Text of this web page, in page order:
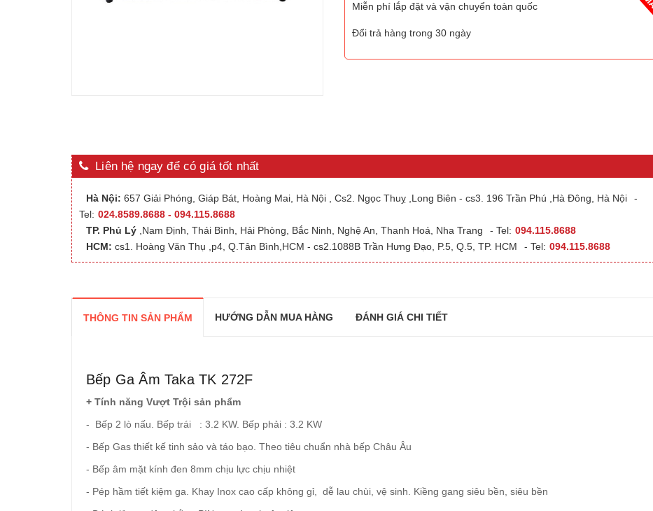
Miễn phí lắp đặt và vận chuyển toàn quốc
Đổi trả hàng trong 30 ngày
Liên hệ ngay để có giá tốt nhất
Hà Nội: 657 Giải Phóng, Giáp Bát, Hoàng Mai, Hà Nội , Cs2. Ngọc Thuỵ ,Long Biên - cs3. 196 Trần Phú ,Hà Đông, Hà Nội
-
Tel: 024.8589.8688 - 094.115.8688
TP. Phủ Lý ,Nam Định, Thái Bình, Hải Phòng, Bắc Ninh, Nghệ An, Thanh Hoá, Nha Trang - Tel: 094.115.8688
HCM: cs1. Hoàng Văn Thụ ,p4, Q.Tân Bình,HCM - cs2.1088B Trần Hưng Đạo, P.5, Q.5, TP. HCM - Tel: 094.115.8688
THÔNG TIN SẢN PHẨM HƯỚNG DẪN MUA HÀNG ĐÁNH GIÁ CHI TIẾT
Bếp Ga Âm Taka TK 272F
+ Tính năng Vượt Trội sản phẩm
- Bếp 2 lò nấu. Bếp trái : 3.2 KW. Bếp phải : 3.2 KW
- Bếp Gas thiết kế tinh sảo và táo bạo. Theo tiêu chuẩn nhà bếp Châu Âu
- Bếp âm mặt kính đen 8mm chịu lực chịu nhiệt
- Pép hầm tiết kiệm ga. Khay Inox cao cấp không gỉ, dễ lau chùi, vệ sinh. Kiềng gang siêu bền, siêu bền